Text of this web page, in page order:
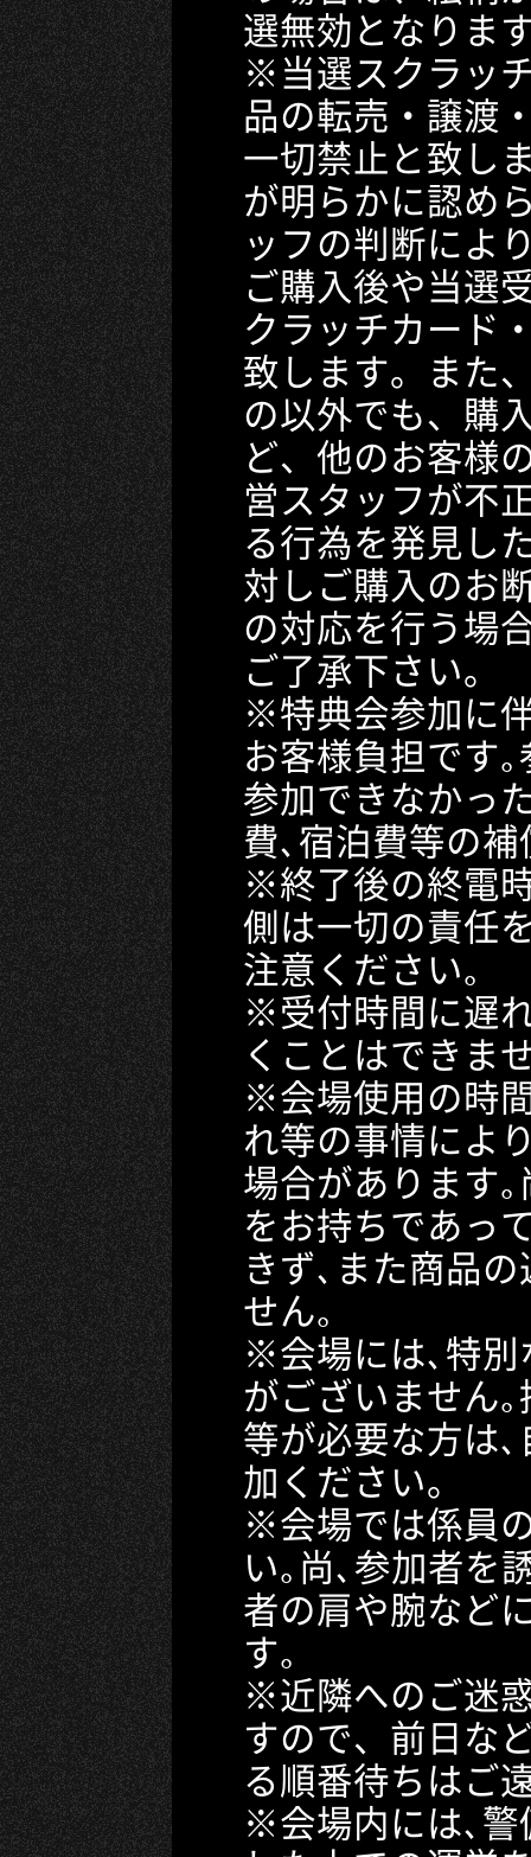
選無効となりま
※当選スクラッ
品の転売・譲渡
一切禁止と致し
が明らかに認め
ッフの判断によ
ご購入後や当選
クラッチカード
致します。また
の以外でも、購
ど、他のお客様
営スタッフが不
る行為を発見し
対しご購入のお
の対応を行う場
ご了承下さい。
※特典会参加に
お客様負担です
参加できなかっ
費､宿泊費等の
※終了後の終電
側は一切の責任
注意ください｡
※受付時間に遅
くことはできま
※会場使用の時
れ等の事情によ
場合があります
をお持ちであっ
きず､また商品
せん｡
※会場には､特別
がございません
等が必要な方は
加ください。
※会場では係員
い｡尚､参加者を
者の肩や腕など
す｡
※近隣へのご迷
すので、前日な
る順番待ちはご
※会場内には､警